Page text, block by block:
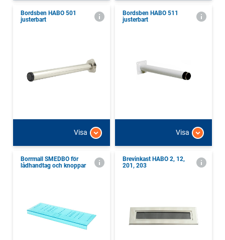
Bordsben HABO 501
justerbart
Visa
Bordsben HABO 511
justerbart
Visa
Borrmall SMEDBO för
lådhandtag och knoppar
Brevinkast HABO 2, 12,
201, 203